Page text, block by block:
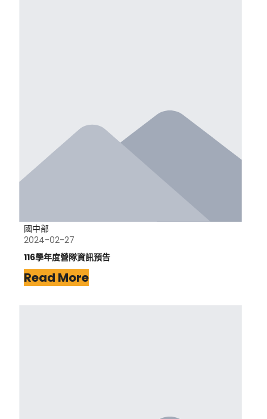
國中部
2024-02-27
116學年度營隊資訊預告
Read More